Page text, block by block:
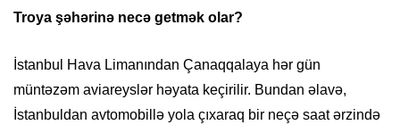
Troya şəhərinə necə getmək olar?
İstanbul Hava Limanından Çanaqqalaya hər gün
müntəzəm aviareyslər həyata keçirilir. Bundan əlavə,
İstanbuldan avtomobillə yola çıxaraq bir neçə saat ərzində